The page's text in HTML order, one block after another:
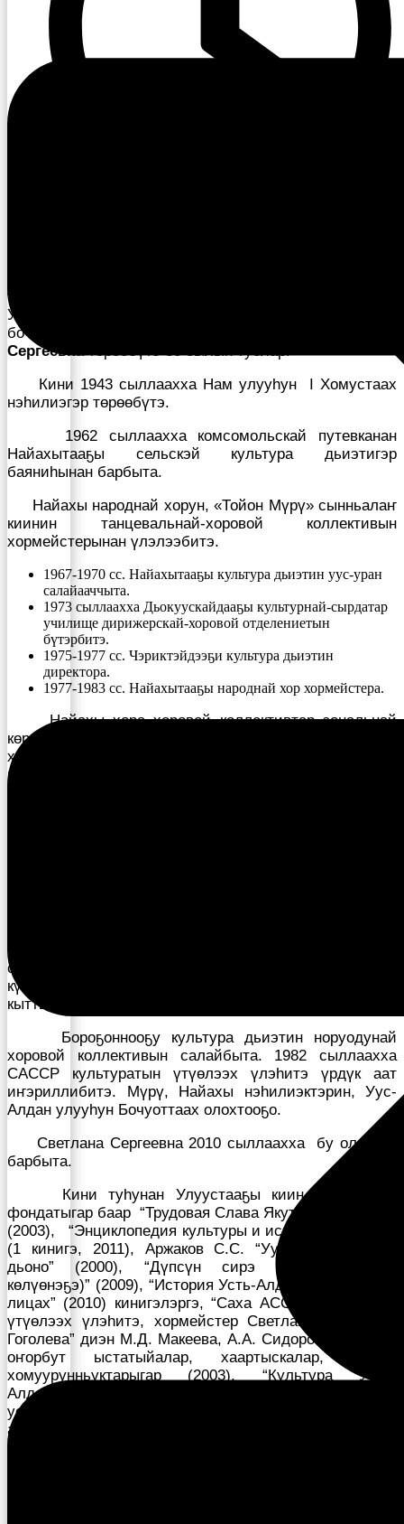
үтүөлээх үлэһитэ, биллиилээх дирижер-хормейстер,
Уус Алдан улууһун, Мүрү, Найахы нэһилиэктэрин
бочуоттаах гражданина
Сергеевна
Кини 1943 сыллаахха Нам улууһун I Хомустаах
нэһилиэгэр төрөөбүтэ.
1962 сыллаахха комсомольскай путевканан
Найахытааҕы сельскэй культура дьиэтигэр
баяниһынан барбыта.
Найахы народнай хорун, «Тойон Мүрү» сынньалаҥ
киинин танцевальнай-хоровой коллективын
хормейстерынан үлэлээбитэ.
1967-1970 сс. Найахытааҕы культура дьиэтин уус-уран
салайааччыта.
1973 сыллаахха Дьокуускайдааҕы культурнай-сырдатар
училище дирижерскай-хоровой отделениетын
бүтэрбитэ.
1975-1977 сс. Чэриктэйдээҕи культура дьиэтин
директора.
1977-1983 сс. Найахытааҕы народнай хор хормейстера.
Найахы хора хоровой коллективтар зональнай
көрүүлэрин кыайыылааҕа (1978), самодеятельнай
хоровой коллективтар республиканскай көрүүлэрин
кыайыылааҕа (1981).
састаабыгар киирбитэ 350, САССР тэриллибитэ 60
сылларынан Саха литературатын уонна искусствотын
күннэригэр, Ульяновскай куоракка ситиһиилээхтик
кыттыбыта.
Бороҕоннооҕу культура дьиэтин норуодунай
хоровой коллективын салайбыта. 1982 сыллаахха
САССР культуратын үтүөлээх үлэһитэ үрдүк аат
иҥэриллибитэ. Мүрү, Найахы нэһилиэктэрин, Уус-
Алдан улууһун Бочуоттаах олохтооҕо.
Светлана Сергеевна 2010 сыллаахха бу олохтон
барбыта.
Кини туһунан Улуустааҕы киин библиотека
фондатыгар баар “Трудовая Слава Якутии ” 1 томугар
(2003), “Энциклопедия культуры и искусства Якутии”
(1 кинигэ, 2011), Аржаков С.С. “Уус-Алдан үлэһит
дьоно” (2000), “Дүпсүн сирэ : (Көлүөнэттэн
көлүөнэҕэ)” (2009), “История Усть-Алданского улуса в
лицах” (2010) кинигэлэргэ, “Саха АССР культуратын
үтүөлээх үлэһитэ, хормейстер Светлана Сергеевна
Гоголева” диэн М.Д. Макеева, А.А. Сидорова хомуйан
оҥорбут ыстатыйалар, хаартыскалар, ахтыы
хомуурунньуктарыгар (2003), “Культура Усть-
Алданского улуса: истоки и современность” (2020)
уо.д.а. бэчээккэ тахсыбыт элбэх ыстатыйаларга
ааҕыахха сөп.